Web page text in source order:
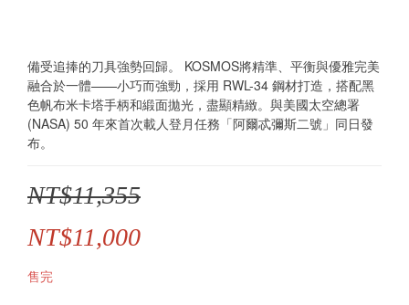
備受追捧的刀具強勢回歸。 KOSMOS將精準、平衡與優雅完美
融合於一體——小巧而強勁，採用 RWL-34 鋼材打造，搭配黑
色帆布米卡塔手柄和緞面拋光，盡顯精緻。與美國太空總署
(NASA) 50 年來首次載人登月任務「阿爾忒彌斯二號」同日發
布。
NT$11,355
NT$11,000
售完